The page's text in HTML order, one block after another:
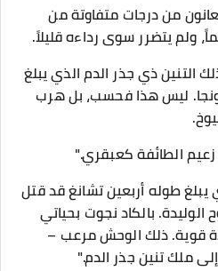
من درجات متفاوتة من
ولم يتضرر سوى رداءه قليلاً.
ذي جذر الدم الذي يبلغ
ليس هذا فحسب، بل هرب
الطائفة كعبقري."
يبلغ طوله أربعين تشانغ قد قتل
بالكاد نجوت بحياتي
قوية. ذلك الوحش مرعب –
ملك تنين جذر الدم."